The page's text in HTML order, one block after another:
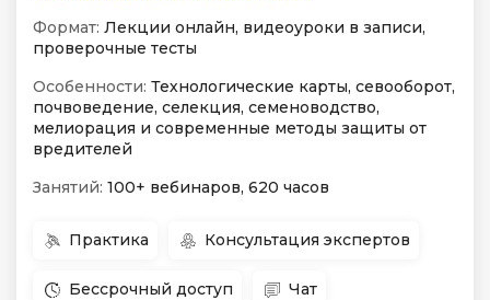
Формат: Лекции онлайн, видеоуроки в записи,
проверочные тесты
Особенности: Технологические карты, севооборот,
почвоведение, селекция, семеноводство,
мелиорация и современные методы защиты от
вредителей
Занятий: 100+ вебинаров, 620 часов
Практика Консультация экспертов
Бессрочный доступ Чат